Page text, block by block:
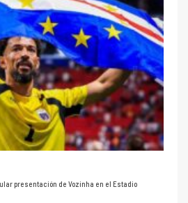
presentación de Vozinha en el Estadio